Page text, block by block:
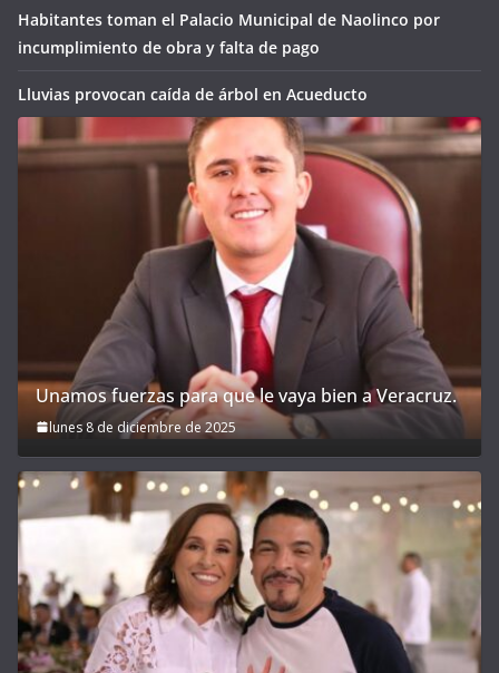
Habitantes toman el Palacio Municipal de Naolinco por
incumplimiento de obra y falta de pago
Lluvias provocan caída de árbol en Acueducto
Unamos fuerzas para que le vaya bien a Veracruz.
lunes 8 de diciembre de 2025